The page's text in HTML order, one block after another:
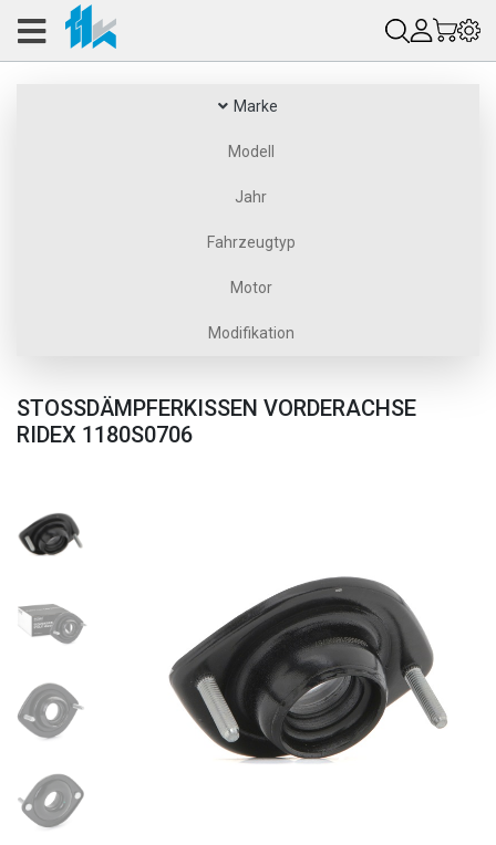
Marke
Modell
Jahr
Fahrzeugtyp
Motor
Modifikation
STOSSDÄMPFERKISSEN VORDERACHSE R
IDEX 1180S0706
Zurück